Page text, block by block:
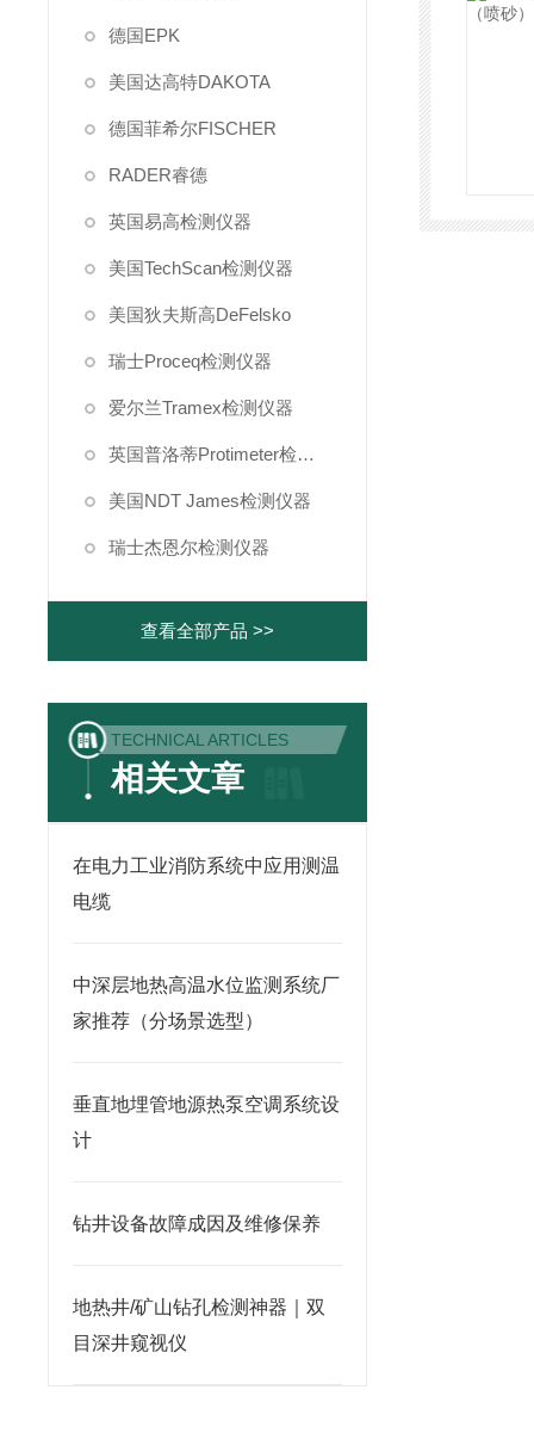
德国EPK
美国达高特DAKOTA
德国菲希尔FISCHER
RADER睿德
英国易高检测仪器
美国TechScan检测仪器
美国狄夫斯高DeFelsko
瑞士Proceq检测仪器
爱尔兰Tramex检测仪器
英国普洛蒂Protimeter检测仪器
美国NDT James检测仪器
瑞士杰恩尔检测仪器
查看全部产品 >>
TECHNICAL ARTICLES
相关文章
在电力工业消防系统中应用测温
电缆
中深层地热高温水位监测系统厂
家推荐（分场景选型）
垂直地埋管地源热泵空调系统设
计
钻井设备故障成因及维修保养
地热井/矿山钻孔检测神器｜双
目深井窥视仪